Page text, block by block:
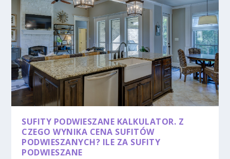
SUFITY PODWIESZANE KALKULATOR. Z
CZEGO WYNIKA CENA SUFITÓW
PODWIESZANYCH? ILE ZA SUFITY
PODWIESZANE